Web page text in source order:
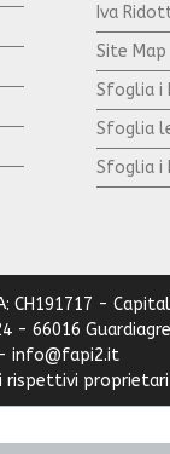
Iva
Site Map
Sfoglia i
Sfoglia
Sfoglia i
CH191717 -
- 66016
- info@fapi2.it
rispettivi proprietari